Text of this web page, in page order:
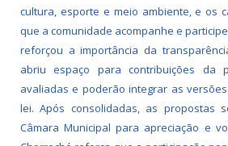
cultura, esporte e meio ambiente, e os
que a comunidade acompanhe e
reforçou a importância da
abriu espaço para contribuições da
avaliadas e poderão integrar as
lei. Após consolidadas, as propostas
Câmara Municipal para apreciação e